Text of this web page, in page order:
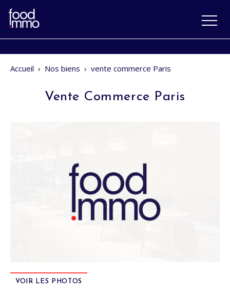
Accueil › Nos biens › vente commerce Paris
Vente Commerce Paris
VOIR LES PHOTOS